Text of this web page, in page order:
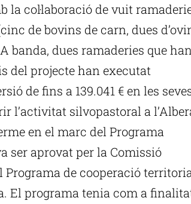
la col·laboració de vuit
de bovins de carn, dues
banda, dues ramaderies que han
del projecte han executat
de fins a 139.041 € en les
l’activitat silvopastoral a
en el marc del Programa
ser aprovat per la Comissió
Programa de cooperació
El programa tenia com a